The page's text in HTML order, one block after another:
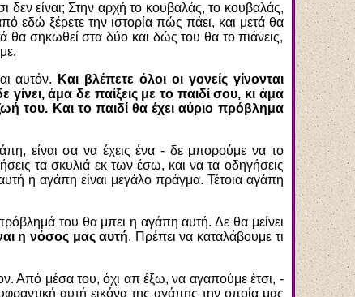
δεν είναι; Στην αρχή το κουβαλάς, το κουβαλάς,
εδώ ξέρετε την ιστορία πώς πάει, και μετά θα
θα σηκωθεί στα δύο και δώς του θα το πιάνεις,
αυτόν.
Και βλέπετε όλοι οι γονείς γίνονται
άμα δε παίξεις με το παιδί σου, κι άμα
του. Και το παιδί θα έχει αύριο πρόβλημα
είναι σα να έχεις ένα - δε μπορούμε να το
τα σκυλιά εκ των έσω, και να τα οδηγήσεις
η αγάπη είναι μεγάλο πράγμα. Τέτοια αγάπη
του θα μπει η αγάπη αυτή. Δε θα μείνει
η νόσος μας αυτή. Πρέπει να καταλάβουμε τι
Από μέσα του, όχι απ έξω, να αγαπούμε έτσι, -
αυτή εικόνα της αγάπης την οποία μας